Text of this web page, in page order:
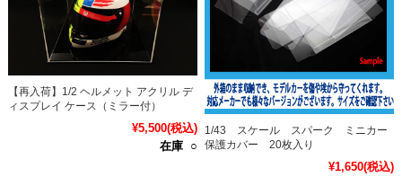
【再入荷】1/2 ヘルメット アクリル デ
ィスプレイ ケース（ミラー付）
¥5,500(税込)
在庫 ○
1/43 スケール スパーク ミニカー
保護カバー 20枚入り
¥1,650(税込)